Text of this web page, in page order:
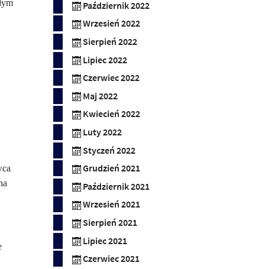
Październik 2022
Wrzesień 2022
Sierpień 2022
Lipiec 2022
Czerwiec 2022
Maj 2022
Kwiecień 2022
Luty 2022
Styczeń 2022
Grudzień 2021
Październik 2021
Wrzesień 2021
Sierpień 2021
Lipiec 2021
Czerwiec 2021